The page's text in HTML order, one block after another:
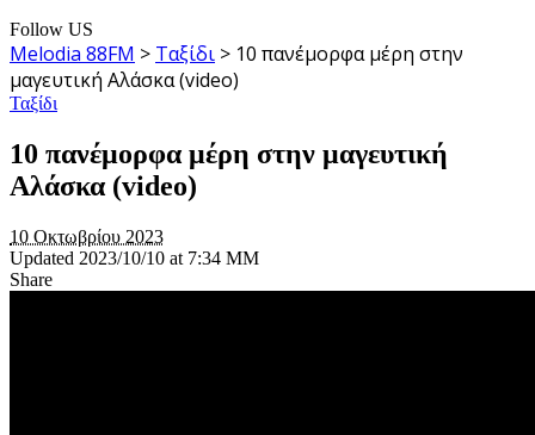
Follow US
Melodia 88FM > Ταξίδι > 10 πανέμορφα μέρη στην
μαγευτική Αλάσκα (video)
Ταξίδι
10 πανέμορφα μέρη στην μαγευτική
Αλάσκα (video)
10 Οκτωβρίου 2023
Updated 2023/10/10 at 7:34 ΜΜ
Share